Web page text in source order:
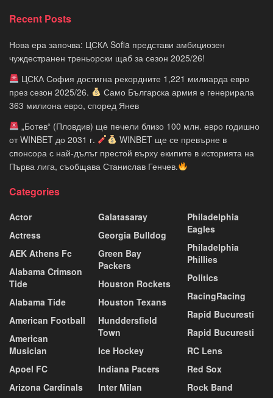
Recent Posts
Нова ера започва: ЦСКА Sofia представи амбициозен
чуждестранен треньорски щаб за сезон 2025/26!
ЦСКА София достигна рекордните 1,221 милиарда евро
през сезон 2025/26.
Само Българска армия е генерирала
363 милиона евро, според Янев
„Ботев“ (Пловдив) ще печели близо 100 млн. евро годишно
от WINBET до 2031 г.
WINBET ще се превърне в
спонсора с най-дълъг престой върху екипите в историята на
Първа лига, съобщава Станислав Генчев.
Categories
Actor
Actress
AEK Athens Fc
Alabama Crimson
Tide
Alabama Tide
American Football
American
Musician
Apoel FC
Arizona Cardinals
Galatasaray
Georgia Bulldog
Green Bay
Packers
Houston Rockets
Houston Texans
Hunddersfield
Town
Ice Hockey
Indiana Pacers
Inter Milan
Philadelphia
Eagles
Philadelphia
Phillies
Politics
RacingRacing
Rapid Bucuresti
Rapid Bucuresti
RC Lens
Red Sox
Rock Band